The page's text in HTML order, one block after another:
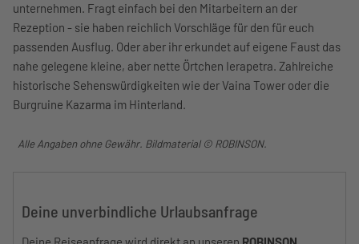
unternehmen. Fragt einfach bei den Mitarbeitern an der
Rezeption - sie haben reichlich Vorschläge für den für euch
passenden Ausflug. Oder aber ihr erkundet auf eigene Faust das
nahe gelegene kleine, aber nette Örtchen Ierapetra. Zahlreiche
historische Sehenswürdigkeiten wie der Vaina Tower oder die
Burgruine Kazarma im Hinterland.
Alle Angaben ohne Gewähr. Bildmaterial © ROBINSON.
Deine unverbindliche Urlaubsanfrage